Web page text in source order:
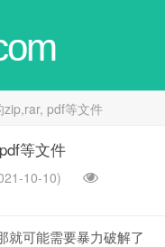
pdf等文件
等文件
10-10)
就可能需要暴力破解了